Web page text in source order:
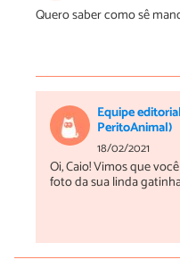
Quero saber como sê
Equipe
PeritoAnimal)
18/02/2021
Oi, Caio! Vimos que
foto da sua linda